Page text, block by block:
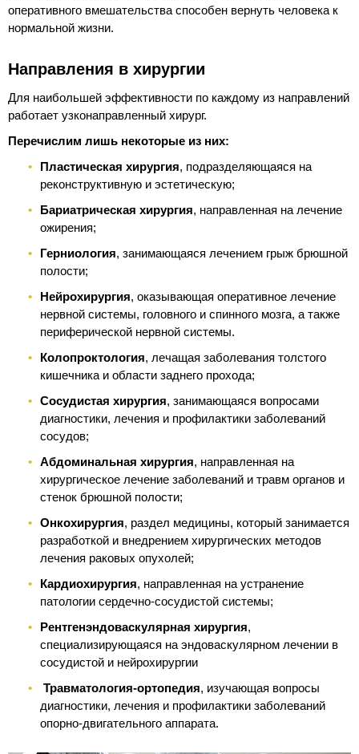
оперативного вмешательства способен вернуть человека к
нормальной жизни.
Направления в хирургии
Для наибольшей эффективности по каждому из направлений
работает узконаправленный хирург.
Перечислим лишь некоторые из них:
Пластическая хирургия, подразделяющаяся на
реконструктивную и эстетическую;
Бариатрическая хирургия, направленная на лечение
ожирения;
Герниология, занимающаяся лечением грыж брюшной
полости;
Нейрохирургия, оказывающая оперативное лечение
нервной системы, головного и спинного мозга, а также
периферической нервной системы.
Колопроктология, лечащая заболевания толстого
кишечника и области заднего прохода;
Сосудистая хирургия, занимающаяся вопросами
диагностики, лечения и профилактики заболеваний
сосудов;
Абдоминальная хирургия, направленная на
хирургическое лечение заболеваний и травм органов и
стенок брюшной полости;
Онкохирургия, раздел медицины, который занимается
разработкой и внедрением хирургических методов
лечения раковых опухолей;
Кардиохирургия, направленная на устранение
патологии сердечно-сосудистой системы;
Рентгенэндоваскулярная хирургия,
специализирующаяся на эндоваскулярном лечении в
сосудистой и нейрохирургии
Травматология-ортопедия, изучающая вопросы
диагностики, лечения и профилактики заболеваний
опорно-двигательного аппарата.